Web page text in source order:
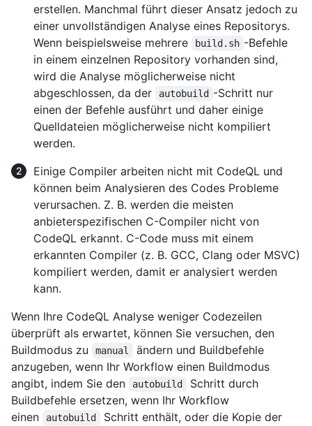
erstellen. Manchmal führt dieser Ansatz jedoch zu
einer unvollständigen Analyse eines Repositorys.
Wenn beispielsweise mehrere
build.sh -Befehle
in einem einzelnen Repository vorhanden sind,
wird die Analyse möglicherweise nicht
abgeschlossen, da der
autobuild -Schritt nur
einen der Befehle ausführt und daher einige
Quelldateien möglicherweise nicht kompiliert
werden.
Einige Compiler arbeiten nicht mit CodeQL und
können beim Analysieren des Codes Probleme
verursachen. Z. B. werden die meisten
anbieterspezifischen C-Compiler nicht von
CodeQL erkannt. C-Code muss mit einem
erkannten Compiler (z. B. GCC, Clang oder MSVC)
kompiliert werden, damit er analysiert werden
kann.
Wenn Ihre CodeQL Analyse weniger Codezeilen
überprüft als erwartet, können Sie versuchen, den
Buildmodus zu
manual
ändern und Buildbefehle
anzugeben, wenn Ihr Workflow einen Buildmodus
angibt, indem Sie den
autobuild
Schritt durch
Buildbefehle ersetzen, wenn Ihr Workflow
einen
autobuild
Schritt enthält, oder die Kopie der